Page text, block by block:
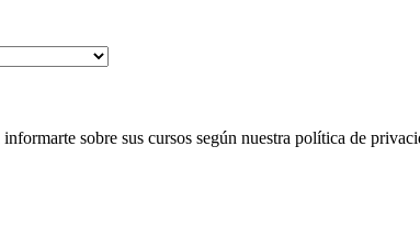
sobre sus cursos según nuestra política de